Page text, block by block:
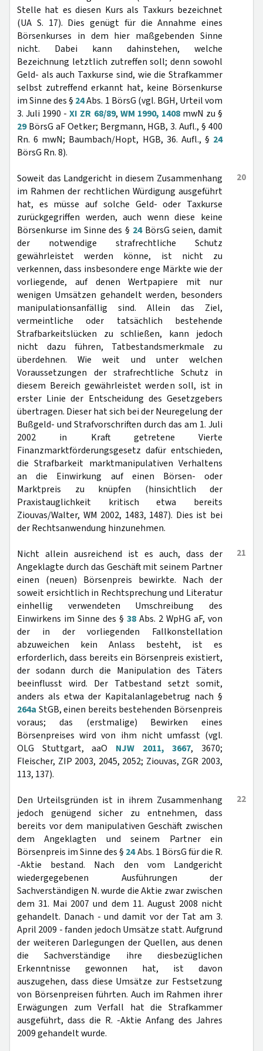
Stelle hat es diesen Kurs als Taxkurs bezeichnet
(UA S. 17). Dies genügt für die Annahme eines
Börsenkurses in dem hier maßgebenden Sinne
nicht. Dabei kann dahinstehen, welche
Bezeichnung letztlich zutreffen soll; denn sowohl
Geld- als auch Taxkurse sind, wie die Strafkammer
selbst zutreffend erkannt hat, keine Börsenkurse
im Sinne des § 24Abs. 1 BörsG (vgl. BGH, Urteil vom
3. Juli 1990 -XI ZR 68/89, WM 1990, 1408mwN zu §
29BörsG aF Oetker; Bergmann, HGB, 3. Aufl., § 400
Rn. 6 mwN; Baumbach/Hopt, HGB, 36. Aufl., § 24
BörsG Rn. 8).
20
Soweit das Landgericht in diesem Zusammenhang
im Rahmen der rechtlichen Würdigung ausgeführt
hat, es müsse auf solche Geld- oder Taxkurse
zurückgegriffen werden, auch wenn diese keine
Börsenkurse im Sinne des § 24BörsG seien, damit
der notwendige strafrechtliche Schutz
gewährleistet werden könne, ist nicht zu
verkennen, dass insbesondere enge Märkte wie der
vorliegende, auf denen Wertpapiere mit nur
wenigen Umsätzen gehandelt werden, besonders
manipulationsanfällig sind. Allein das Ziel,
vermeintliche oder tatsächlich bestehende
Strafbarkeitslücken zu schließen, kann jedoch
nicht dazu führen, Tatbestandsmerkmale zu
überdehnen. Wie weit und unter welchen
Voraussetzungen der strafrechtliche Schutz in
diesem Bereich gewährleistet werden soll, ist in
erster Linie der Entscheidung des Gesetzgebers
übertragen. Dieser hat sich bei der Neuregelung der
Bußgeld- und Strafvorschriften durch das am 1. Juli
2002 in Kraft getretene Vierte
Finanzmarktförderungsgesetz dafür entschieden,
die Strafbarkeit marktmanipulativen Verhaltens
an die Einwirkung auf einen Börsen- oder
Marktpreis zu knüpfen (hinsichtlich der
Praxistauglichkeit kritisch etwa bereits
Ziouvas/Walter, WM 2002, 1483, 1487). Dies ist bei
der Rechtsanwendung hinzunehmen.
21
Nicht allein ausreichend ist es auch, dass der
Angeklagte durch das Geschäft mit seinem Partner
einen (neuen) Börsenpreis bewirkte. Nach der
soweit ersichtlich in Rechtsprechung und Literatur
einhellig verwendeten Umschreibung des
Einwirkens im Sinne des § 38 Abs. 2 WpHG aF, von
der in der vorliegenden Fallkonstellation
abzuweichen kein Anlass besteht, ist es
erforderlich, dass bereits ein Börsenpreis existiert,
der sodann durch die Manipulation des Täters
beeinflusst wird. Der Tatbestand setzt somit,
anders als etwa der Kapitalanlagebetrug nach §
264a StGB, einen bereits bestehenden Börsenpreis
voraus; das (erstmalige) Bewirken eines
Börsenpreises wird von ihm nicht umfasst (vgl.
OLG Stuttgart, aaO NJW 2011, 3667, 3670;
Fleischer, ZIP 2003, 2045, 2052; Ziouvas, ZGR 2003,
113, 137).
22
Den Urteilsgründen ist in ihrem Zusammenhang
jedoch genügend sicher zu entnehmen, dass
bereits vor dem manipulativen Geschäft zwischen
dem Angeklagten und seinem Partner ein
Börsenpreis im Sinne des § 24Abs. 1 BörsG für die R.
-Aktie bestand. Nach den vom Landgericht
wiedergegebenen Ausführungen der
Sachverständigen N. wurde die Aktie zwar zwischen
dem 31. Mai 2007 und dem 11. August 2008 nicht
gehandelt. Danach - und damit vor der Tat am 3.
April 2009 - fanden jedoch Umsätze statt. Aufgrund
der weiteren Darlegungen der Quellen, aus denen
die Sachverständige ihre diesbezüglichen
Erkenntnisse gewonnen hat, ist davon
auszugehen, dass diese Umsätze zur Festsetzung
von Börsenpreisen führten. Auch im Rahmen ihrer
Erwägungen zum Verfall hat die Strafkammer
ausgeführt, dass die R. -Aktie Anfang des Jahres
2009 gehandelt wurde.